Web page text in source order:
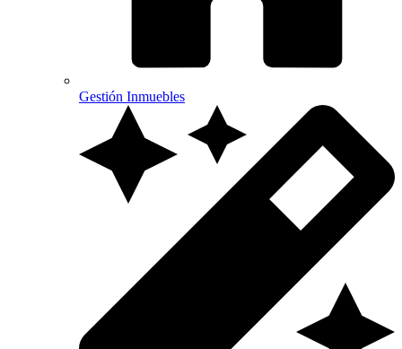
Gestión Inmuebles